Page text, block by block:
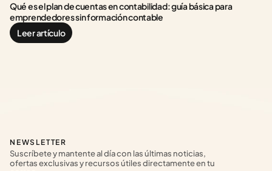
Qué es el plan de cuentas en contabilidad: guía básica para
emprendedores sin formación contable
Leer artículo
NEWSLETTER
Suscríbete y mantente al día con las últimas noticias,
ofertas exclusivas y recursos útiles directamente en tu